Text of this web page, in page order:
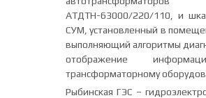
АТДТН-63000/220/110, и
СУМ, установленный в
выполняющий алгоритмы
отображение
трансформаторному
Рыбинская ГЭС –